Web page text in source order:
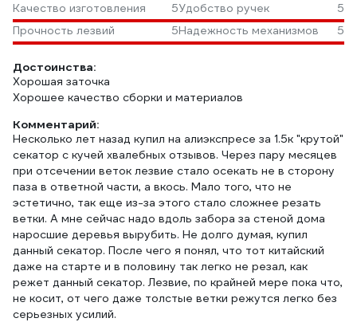
Качество изготовления 5Удобство ручек
5
Прочность лезвий
5Надежность механизмов 5
Достоинства:
Хорошая заточка
Хорошее качество сборки и материалов
Комментарий:
Несколько лет назад купил на алиэкспресе за 1.5к "крутой"
секатор с кучей хвалебных отзывов. Через пару месяцев
при отсечении веток лезвие стало осекать не в сторону
паза в ответной части, а вкось. Мало того, что не
эстетично, так еще из-за этого стало сложнее резать
ветки. А мне сейчас надо вдоль забора за стеной дома
наросшие деревья вырубить. Не долго думая, купил
данный секатор. После чего я понял, что тот китайский
даже на старте и в половину так легко не резал, как
режет данный секатор. Лезвие, по крайней мере пока что,
не косит, от чего даже толстые ветки режутся легко без
серьезных усилий.